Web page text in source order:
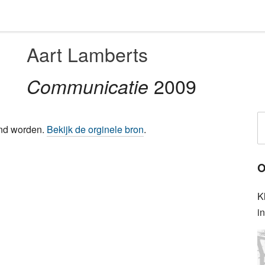
Aart Lamberts
Communicatie 2009
worden. Bekijk de orginele bron.